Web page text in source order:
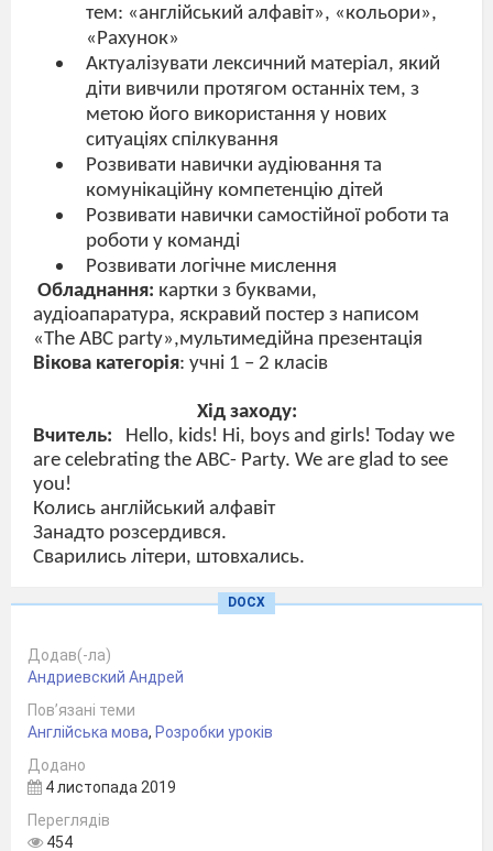
тем: «англійський алфавіт», «кольори»,
«Рахунок»
Актуалізувати лексичний матеріал, який
діти вивчили протягом останніх тем, з
метою його використання у нових
ситуаціях спілкування
Розвивати навички аудіювання та
комунікаційну компетенцію дітей
Розвивати навички самостійної роботи та
роботи у команді
Розвивати логічне мислення
Обладнання: картки з буквами,
аудіоапаратура, яскравий постер з написом
«The ABC party»,мультимедійна презентація
Вікова категорія: учні 1 – 2 класів
Хід заходу:
Вчитель:
Hello, kids! Hi, boys and girls! Today we
are celebrating the ABC- Party. We are glad to see
you!
Колись англійський алфавіт
Занадто розсердився.
Сварились літери, штовхались.
Говорили так сердито
Яку літеру вивчати,
Щоб найкраще пам’ятати.
виступ учнів 2 класу з піснею «
Вчитель
(звертається до літер)
Не важливо хто і де
Буде з вас стояти.
DOCX
Додав(-ла)
Андриевский Андрей
Пов’язані теми
Англійська мова, Розробки уроків
Додано
4 листопада 2019
Переглядів
454